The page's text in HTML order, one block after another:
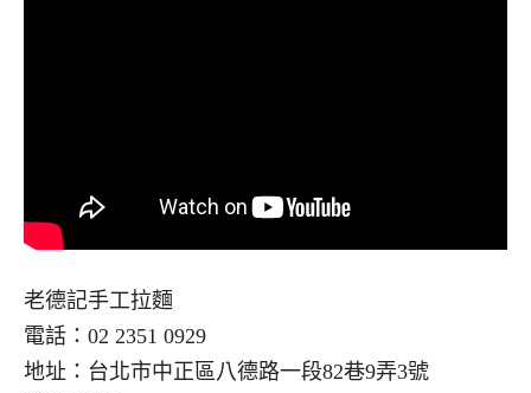
老德記手工拉麵
電話：02 2351 0929
地址：台北市中正區八德路一段82巷9弄3號